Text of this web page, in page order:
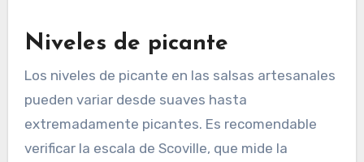
compra deben tenerse en
cuenta al elegir salsas
artesanales?
Al elegir salsas artesanales, es fundamental